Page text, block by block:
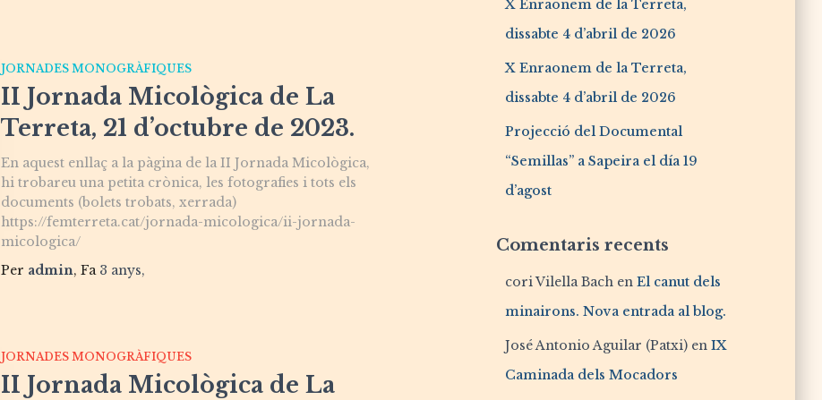
JORNADES MONOGRÀFIQUES
II Jornada Micològica de La
Terreta, 21 d’octubre de 2023.
En aquest enllaç a la pàgina de la II Jornada Micològica,
hi trobareu una petita crònica, les fotografies i tots els
documents (bolets trobats, xerrada)
https://femterreta.cat/jornada-micologica/ii-jornada-
micologica/
Per admin, Fa 3 anys,
JORNADES MONOGRÀFIQUES
II Jornada Micològica de La
X Enraonem de la Terreta,
dissabte 4 d’abril de 2026
X Enraonem de la Terreta,
dissabte 4 d’abril de 2026
Projecció del Documental
“Semillas” a Sapeira el día 19
d’agost
Comentaris recents
cori Vilella Bachen El canut dels
minairons. Nova entrada al blog.
José Antonio Aguilar (Patxi)en IX
Caminada dels Mocadors